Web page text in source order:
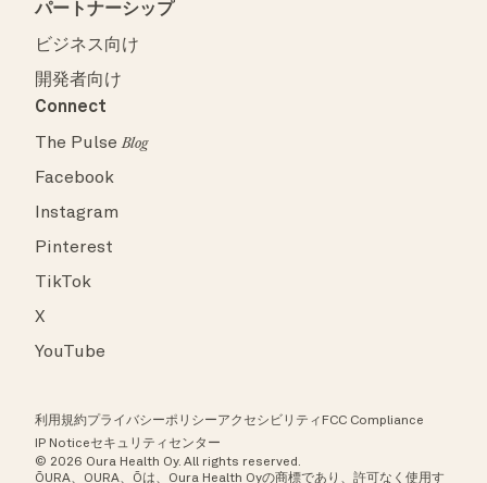
パートナーシップ
ビジネス向け
開発者向け
Connect
The PulseBlog
Facebook
Instagram
Pinterest
TikTok
X
YouTube
利用規約プライバシーポリシー アクセシビリティ FCC Compliance
IP Noticeセキュリティセンター
© 2026 Oura Health Oy. All rights reserved.
ŌURA、OURA、Ōは、Oura Health Oyの商標であり、許可なく使用す